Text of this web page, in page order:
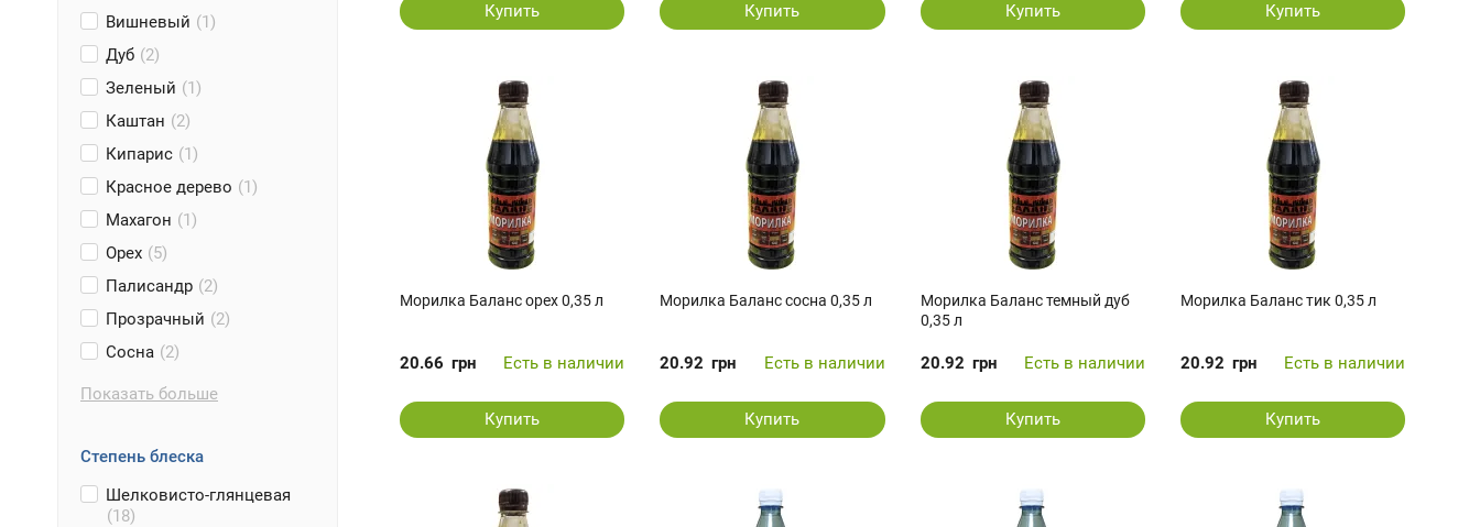
Вишневый (1)
Дуб (2)
Зеленый (1)
Каштан (2)
Кипарис (1)
Красное дерево (1)
Махагон (1)
Орех (5)
Палисандр (2)
Прозрачный (2)
Сосна (2)
Показать больше
Степень блеска
Шелковисто-глянцевая
(18)
Купить Купить Купить Купить
Морилка Баланс орех 0,35 л
20.66 грн Есть в наличии
Купить
Морилка Баланс сосна 0,35 л
20.92 грн Есть в наличии
Купить
Морилка Баланс темный дуб
0,35 л
20.92 грн Есть в наличии
Купить
Морилка Баланс тик 0,35 л
20.92 грн Есть в наличии
Купить